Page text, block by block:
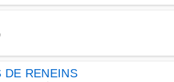
DE RENEINS